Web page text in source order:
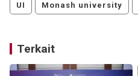
UI Monash university
Terkait